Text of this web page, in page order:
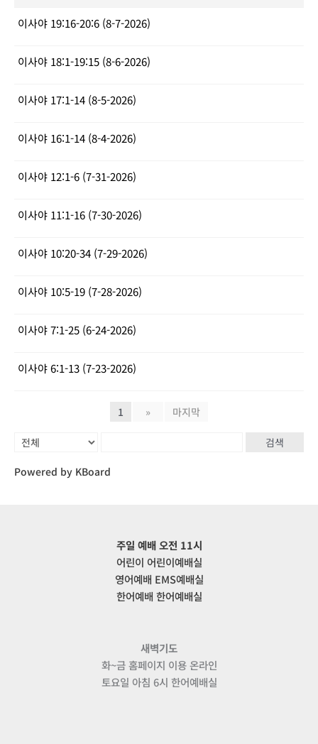
이사야 19:16-20:6 (8-7-2026)
이사야 18:1-19:15 (8-6-2026)
이사야 17:1-14 (8-5-2026)
이사야 16:1-14 (8-4-2026)
이사야 12:1-6 (7-31-2026)
이사야 11:1-16 (7-30-2026)
이사야 10:20-34 (7-29-2026)
이사야 10:5-19 (7-28-2026)
이사야 7:1-25 (6-24-2026)
이사야 6:1-13 (7-23-2026)
1 » 마지막
검색
Powered by KBoard
주일 예배 오전 11시
어린이 어린이예배실
영어예배 EMS예배실
한어예배 한어예배실
새벽기도
화~금 홈페이지 이용 온라인
토요일 아침 6시 한어예배실